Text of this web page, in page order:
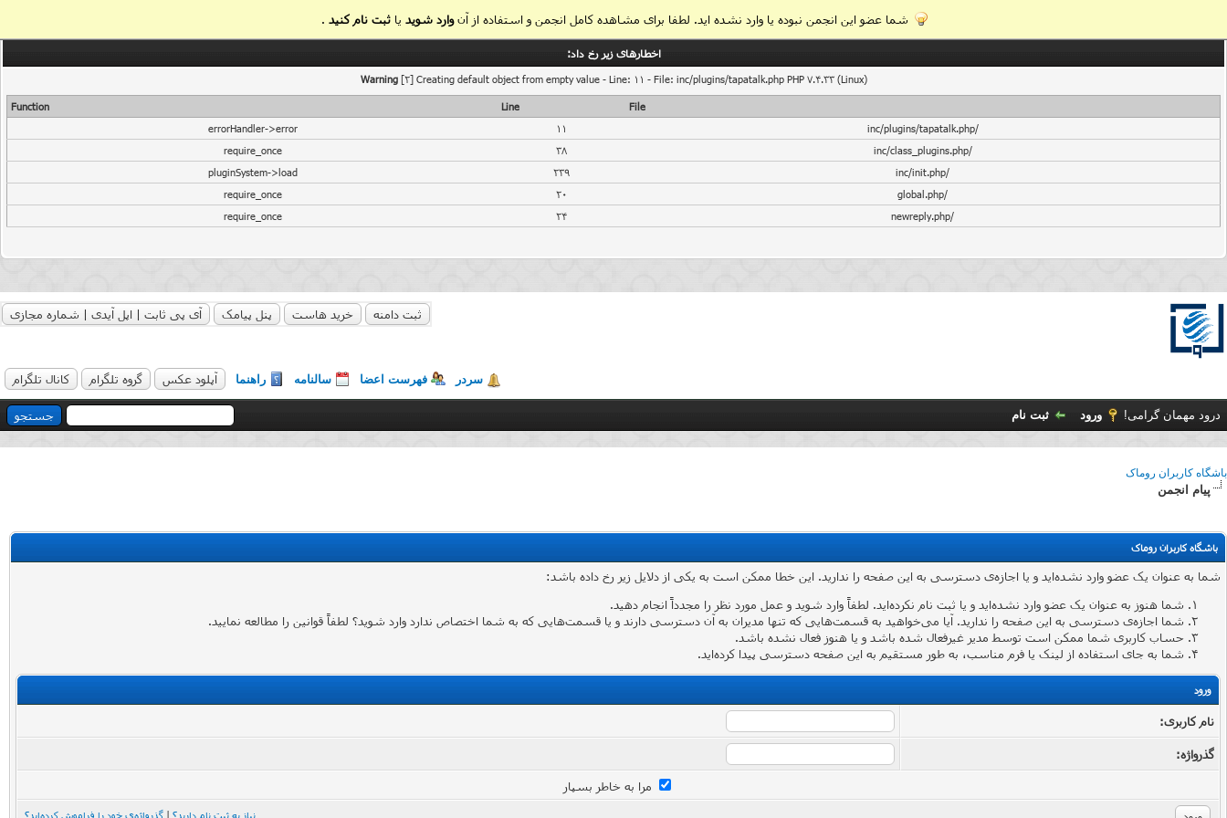
شما عضو این انجمن نبوده یا وارد نشده اید. لطفا برای مشاهده کامل انجمن و استفاده از آنوارد شوید یاثبت نام کنید .
اخطار‌های زیر رخ داد:
Warning[2] Creating default object from empty value - Line: 11 - File: inc/plugins/tapatalk.php PHP 7.4.33 (Linux)
File
Line
Function
/inc/plugins/tapatalk.php
11
errorHandler->error
/inc/class_plugins.php
38
require_once
/inc/init.php
239
pluginSystem->load
/global.php
20
require_once
/newreply.php
24
require_once
ثبت دامنه خرید هاست پنل پیامک آی پی ثابت | اپل آیدی | شماره مجازی
سردر فهرست اعضا سالنامه راهنما آپلود عکس گروه تلگرام کانال تلگرام
درود مهمان گرامی! ورود ثبت نام
باشگاه کاربران روماک
پیام انجمن
باشگاه کاربران روماک
شما به عنوان یک عضو وارد نشده‌اید و یا اجازه‌ی دسترسی به این صفحه را ندارید. این خطا ممکن است به یکی از دلایل زیر رخ داده باشد:
شما هنوز به عنوان یک عضو وارد نشده‌اید و یا ثبت نام نکرده‌اید. لطفاً وارد شوید و عمل مورد نظر را مجدداً انجام دهید.
شما اجازه‌ی دسترسی به این صفحه را ندارید. آیا می‌خواهید به قسمت‌هایی که تنها مدیران به آن دسترسی دارند و یا قسمت‌هایی که به شما اختصاص ندارد وارد شوید؟ لطفاً قوانین را مطالعه نمایید.
حساب کاربری شما ممکن است توسط مدیر غیرفعال شده باشد و یا هنوز فعال نشده باشد.
شما به جای استفاده از لینک یا فرم مناسب، به طور مستقیم به این صفحه دسترسی پیدا کرده‌اید.
ورود
نام کاربری:
گذرواژه‌:
مرا به خاطر بسپار
نیاز به ثبت نام دارید؟ | گذرواژه‌ی خود را فراموش کرده‌اید؟